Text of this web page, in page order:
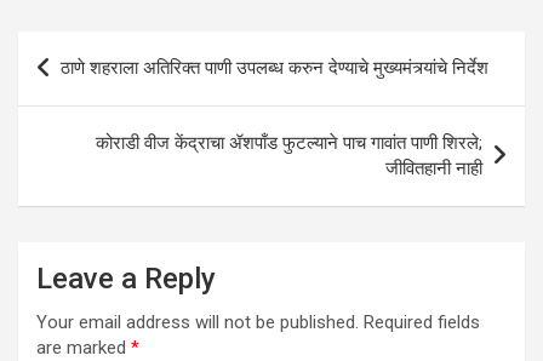
A
p
o
k
n
Post
navigation
ठाणे शहराला अतिरिक्त पाणी उपलब्ध करुन देण्याचे मुख्यमंत्र्यांचे निर्देश
कोराडी वीज केंद्राचा ॲशपाँड फुटल्याने पाच गावांत पाणी शिरले;
जीवितहानी नाही
Leave a Reply
Your email address will not be published. Required fields
are marked *